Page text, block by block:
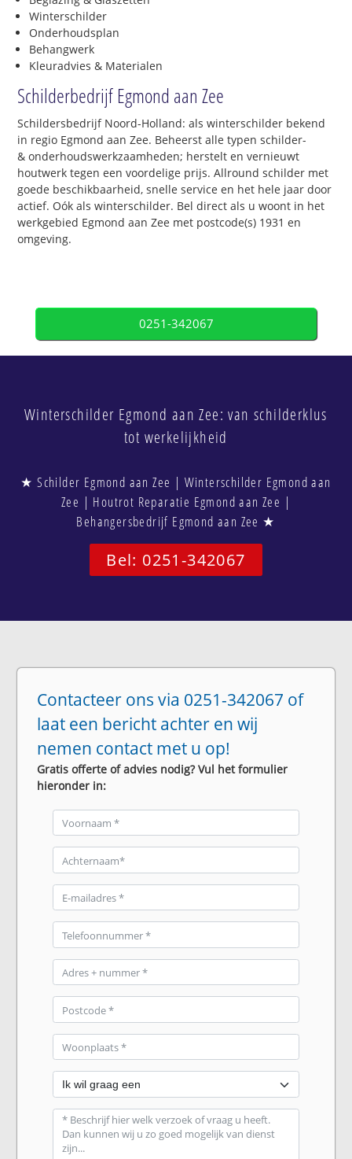
Winterschilder
Onderhoudsplan
Behangwerk
Kleuradvies & Materialen
Schilderbedrijf Egmond aan Zee
Schildersbedrijf Noord-Holland: als winterschilder bekend
in regio Egmond aan Zee. Beheerst alle typen schilder-
& onderhoudswerkzaamheden; herstelt en vernieuwt
houtwerk tegen een voordelige prijs. Allround schilder met
goede beschikbaarheid, snelle service en het hele jaar door
actief. Oók als winterschilder. Bel direct als u woont in het
werkgebied Egmond aan Zee met postcode(s) 1931 en
omgeving.
0251-342067
Winterschilder Egmond aan Zee: van schilderklus
tot werkelijkheid
★ Schilder Egmond aan Zee | Winterschilder Egmond aan
Zee | Houtrot Reparatie Egmond aan Zee |
Behangersbedrijf Egmond aan Zee ★
Bel: 0251-342067
Contacteer ons via 0251-342067 of
laat een bericht achter en wij
nemen contact met u op!
Gratis offerte of advies nodig? Vul het formulier
hieronder in: